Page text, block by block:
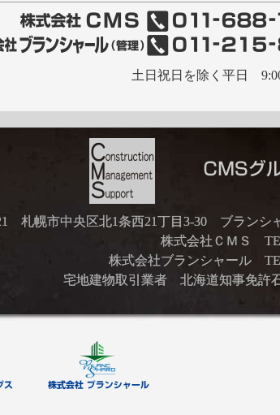
土日祝日を除く平日
札幌市中央区北1条西21丁目3-30 ブランシ
株式会社ＣＭＳ
株式会社ブランシャール
宅地建物取引業者 北海道知事免許